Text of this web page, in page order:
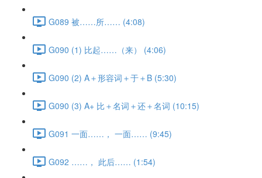
G089 被……所…… (4:08)
G090 (1) 比起……（来） (4:06)
G090 (2) A＋形容词＋于＋B (5:30)
G090 (3) A+ 比＋名词＋还＋名词 (10:15)
G091 一面……， 一面…… (9:45)
G092 ……， 此后…… (1:54)